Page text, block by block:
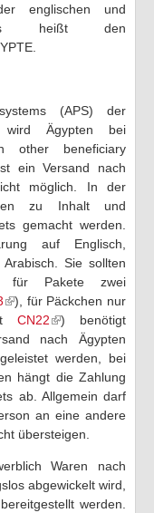
englischen und
heißt den
(APS) der
wird Ägypten bei
other beneficiary
ein Versand nach
möglich. In der
zu Inhalt und
gemacht werden.
auf Englisch,
Sie sollten
für Pakete zwei
), für Päckchen nur
CN22
) benötigt
nach Ägypten
werden, bei
hängt die Zahlung
ab. Allgemein darf
an eine andere
übersteigen.
Waren nach
abgewickelt wird,
werden.